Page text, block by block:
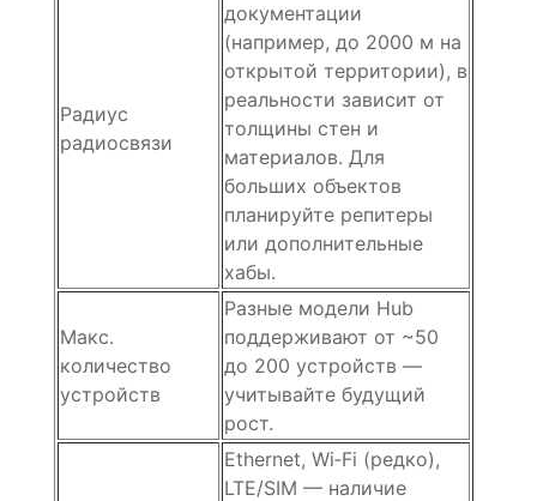
Радиус
радиосвязи
документации
(например, до 2000 м на
открытой территории), в
реальности зависит от
толщины стен и
материалов. Для
больших объектов
планируйте репитеры
или дополнительные
хабы.
Макс.
количество
устройств
Разные модели Hub
поддерживают от ~50
до 200 устройств —
учитывайте будущий
рост.
Ethernet, Wi‑Fi (редко),
LTE/SIM — наличие